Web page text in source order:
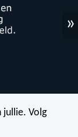
»
jullie. Volg